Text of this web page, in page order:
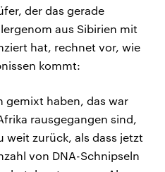
der das gerade
aus Sibirien mit
hat, rechnet vor, wie
kommt:
gemixt haben, das war
rausgegangen sind,
weit zurück, als dass jetzt
von DNA-Schnipseln